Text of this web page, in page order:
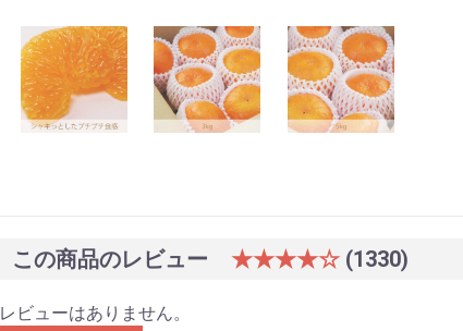
この商品のレビュー ★★★★☆ (1330)
レビューはありません。